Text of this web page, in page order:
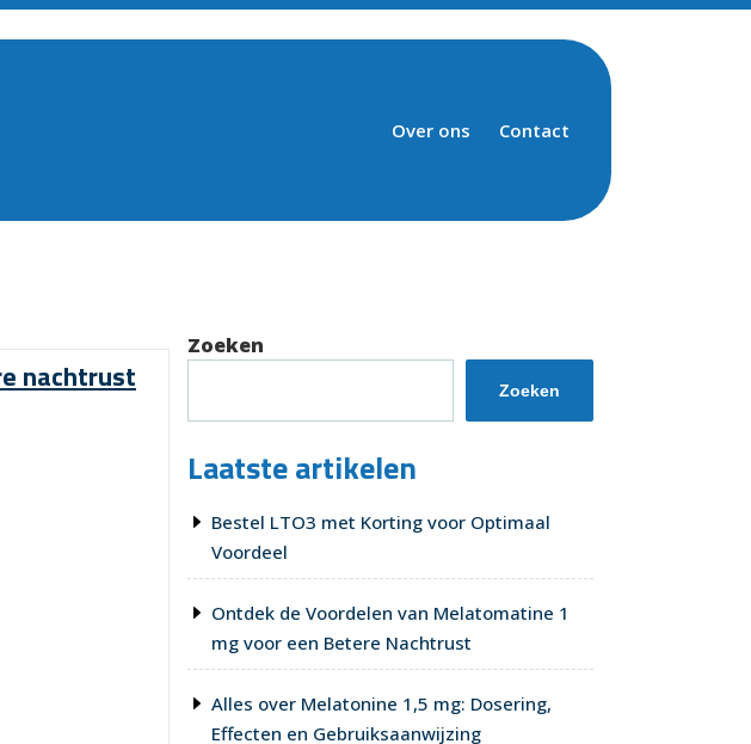
Over ons Contact
nachtrust
Zoeken
Zoeken
Laatste artikelen
Bestel LTO3 met Korting voor Optimaal
Voordeel
Ontdek de Voordelen van Melatomatine 1
mg voor een Betere Nachtrust
Alles over Melatonine 1,5 mg: Dosering,
Effecten en Gebruiksaanwijzing